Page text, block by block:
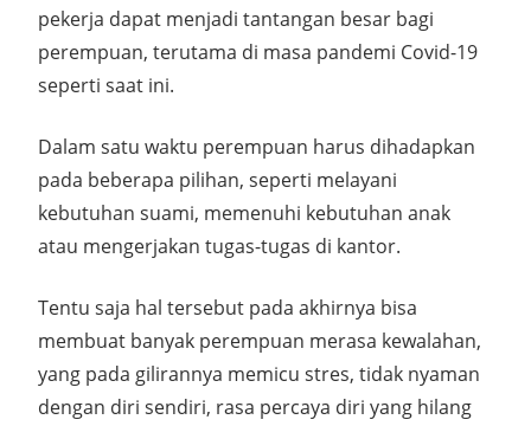
pekerja dapat menjadi tantangan besar bagi
perempuan, terutama di masa pandemi Covid-19
seperti saat ini.
Dalam satu waktu perempuan harus dihadapkan
pada beberapa pilihan, seperti melayani
kebutuhan suami, memenuhi kebutuhan anak
atau mengerjakan tugas-tugas di kantor.
Tentu saja hal tersebut pada akhirnya bisa
membuat banyak perempuan merasa kewalahan,
yang pada gilirannya memicu stres, tidak nyaman
dengan diri sendiri, rasa percaya diri yang hilang